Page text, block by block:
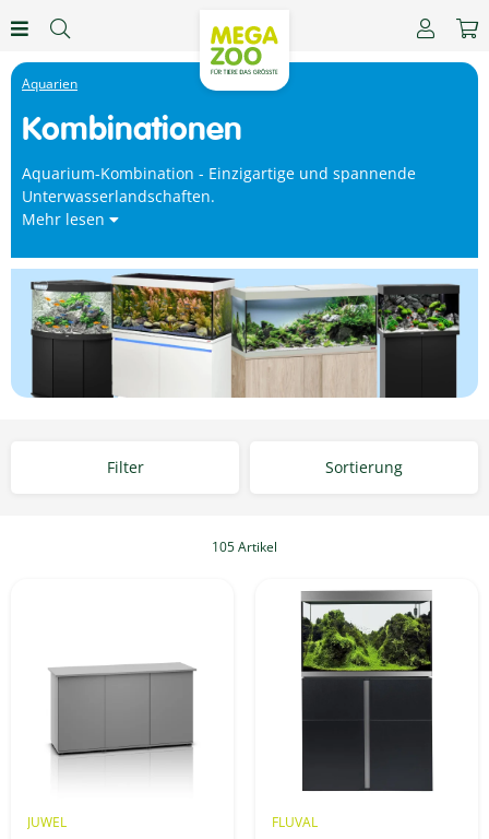
Aquarien
Kombinationen
Aquarium-Kombination - Einzigartige und spannende
Unterwasserlandschaften.
Mehr lesen
Filter Sortierung
105 Artikel
JUWEL FLUVAL